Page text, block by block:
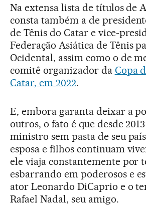
Na extensa lista de títulos de
consta também a de
de Tênis do Catar e vice-
Federação Asiática de Tênis
Ocidental, assim como o de
comitê organizador da Copa
Catar, em 2022.
E, embora garanta deixar a
outros, o fato é que desde
ministro sem pasta de seu
esposa e filhos continuam
ele viaja constantemente por
esbarrando em poderosos e
ator Leonardo DiCaprio e o
Rafael Nadal, seu amigo.